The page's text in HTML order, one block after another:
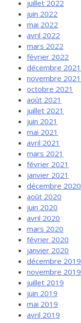
juillet 2022
juin 2022
mai 2022
avril 2022
mars 2022
février 2022
décembre 2021
novembre 2021
octobre 2021
août 2021
juillet 2021
juin 2021
mai 2021
avril 2021
mars 2021
février 2021
janvier 2021
décembre 2020
août 2020
juin 2020
avril 2020
mars 2020
février 2020
janvier 2020
décembre 2019
novembre 2019
juillet 2019
juin 2019
mai 2019
avril 2019